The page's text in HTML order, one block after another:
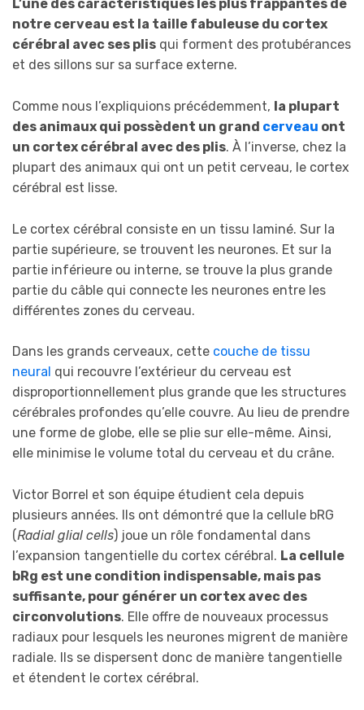
L’une des caractéristiques les plus frappantes de
notre cerveau est la taille fabuleuse du cortex
cérébral avec ses plis qui forment des protubérances
et des sillons sur sa surface externe.
Comme nous l’expliquions précédemment, la plupart
des animaux qui possèdent un grand cerveau ont
un cortex cérébral avec des plis. À l’inverse, chez la
plupart des animaux qui ont un petit cerveau, le cortex
cérébral est lisse.
Le cortex cérébral consiste en un tissu laminé. Sur la
partie supérieure, se trouvent les neurones. Et sur la
partie inférieure ou interne, se trouve la plus grande
partie du câble qui connecte les neurones entre les
différentes zones du cerveau.
Dans les grands cerveaux, cette couche de tissu
neural qui recouvre l’extérieur du cerveau est
disproportionnellement plus grande que les structures
cérébrales profondes qu’elle couvre. Au lieu de prendre
une forme de globe, elle se plie sur elle-même. Ainsi,
elle minimise le volume total du cerveau et du crâne.
Victor Borrel et son équipe étudient cela depuis
plusieurs années. Ils ont démontré que la cellule bRG
(Radial glial cells) joue un rôle fondamental dans
l’expansion tangentielle du cortex cérébral. La cellule
bRg est une condition indispensable, mais pas
suffisante, pour générer un cortex avec des
circonvolutions. Elle offre de nouveaux processus
radiaux pour lesquels les neurones migrent de manière
radiale. Ils se dispersent donc de manière tangentielle
et étendent le cortex cérébral.